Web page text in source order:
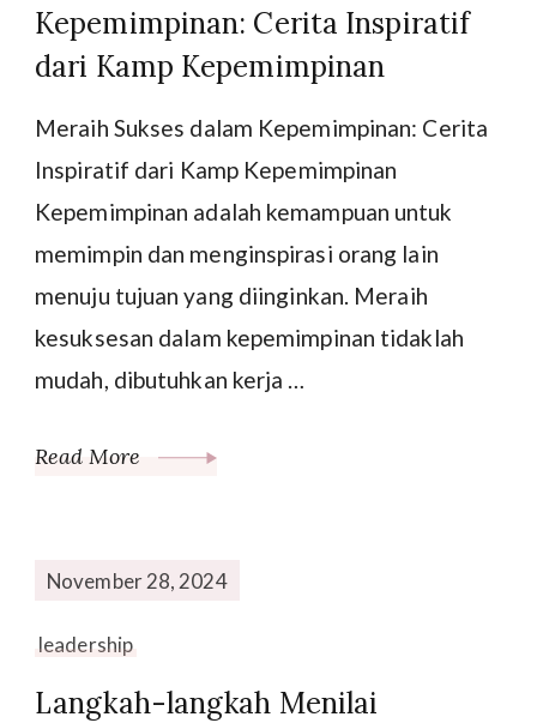
Kepemimpinan: Cerita Inspiratif
dari Kamp Kepemimpinan
Meraih Sukses dalam Kepemimpinan: Cerita
Inspiratif dari Kamp Kepemimpinan
Kepemimpinan adalah kemampuan untuk
memimpin dan menginspirasi orang lain
menuju tujuan yang diinginkan. Meraih
kesuksesan dalam kepemimpinan tidaklah
mudah, dibutuhkan kerja …
Read More
November 28, 2024
leadership
Langkah-langkah Menilai